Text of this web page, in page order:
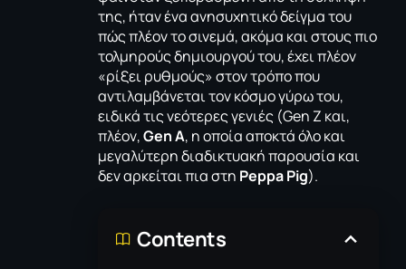
της, ήταν ένα ανησυχητικό δείγμα του
πώς πλέον το σινεμά, ακόμα και στους πιο
τολμηρούς δημιουργού του, έχει πλέον
«ρίξει ρυθμούς» στον τρόπο που
αντιλαμβάνεται τον κόσμο γύρω του,
ειδικά τις νεότερες γενιές (Gen Z και,
πλέον,Gen A, η οποία αποκτά όλο και
μεγαλύτερη διαδικτυακή παρουσία και
δεν αρκείται πια στη Peppa Pig).
Contents